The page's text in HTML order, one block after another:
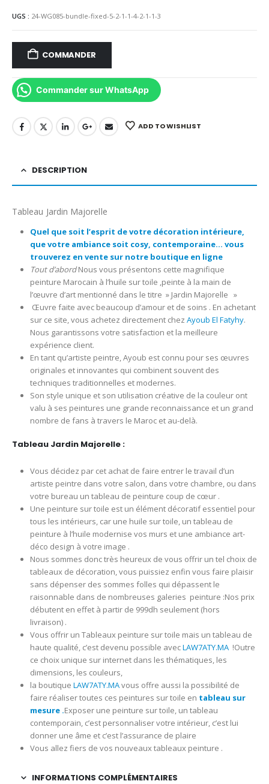
UGS : 24-WG085-bundle-fixed-5-2-1-1-4-2-1-1-3
COMMANDER
Commander sur WhatsApp
ADD TO WISHLIST
DESCRIPTION
Tableau Jardin Majorelle
Quel que soit l’esprit de votre décoration intérieure,
que votre ambiance soit cosy, contemporaine… vous
trouverez en vente sur notre boutique en ligne
Tout d’abordNous vous présentons cette magnifique
peinture Marocain à l’huile sur toile ,peinte à la main de
l’œuvre d’art mentionné dans le titre » Jardin Majorelle »
Œuvre faite avec beaucoup d’amour et de soins . En achetant
sur ce site, vous achetez directement chez Ayoub El Fatyhy.
Nous garantissons votre satisfaction et la meilleure
expérience client.
En tant qu’artiste peintre, Ayoub est connu pour ses œuvres
originales et innovantes qui combinent souvent des
techniques traditionnelles et modernes.
Son style unique et son utilisation créative de la couleur ont
valu à ses peintures une grande reconnaissance et un grand
nombre de fans à travers le Maroc et au-delà.
Tableau Jardin Majorelle :
Vous décidez par cet achat de faire entrer le travail d’un
artiste peintre dans votre salon, dans votre chambre, ou dans
votre bureau un tableau de peinture coup de cœur .
Une peinture sur toile est un élément décoratif essentiel pour
tous les intérieurs, car une huile sur toile, un tableau de
peinture à l’huile modernise vos murs et une ambiance art-
déco design à votre image .
Nous sommes donc très heureux de vous offrir un tel choix de
tableaux de décoration, vous puissiez enfin vous faire plaisir
sans dépenser des sommes folles qui dépassent le
raisonnable dans de nombreuses galeries peinture :Nos prix
débutent en effet à partir de 999dh seulement (hors
livraison) .
Vous offrir un Tableaux peinture sur toile mais un tableau de
haute qualité, c’est devenu possible avecLAW7ATY.MA!Outre
ce choix unique sur internet dans les thématiques, les
dimensions, les couleurs,
la boutique LAW7ATY.MAvous offre aussi la possibilité de
faire réaliser toutes ces peintures sur toile en tableau sur
mesure .Exposer une peinture sur toile, un tableau
contemporain, c’est personnaliser votre intérieur, c’est lui
donner une âme et c’est l’assurance de plaire
Vous allez fiers de vos nouveaux tableaux peinture .
INFORMATIONS COMPLÉMENTAIRES